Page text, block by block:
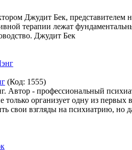
Джудит Бек, представителем
терапии лежат
Джудит Бек
(Код: 1555)
Автор - профессиональный
организует одну из
свои взгляды на психиатрию,